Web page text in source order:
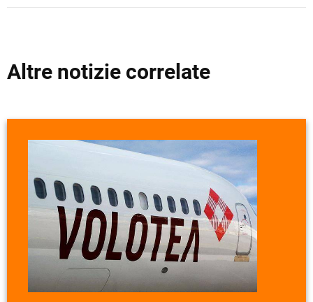
Altre notizie correlate